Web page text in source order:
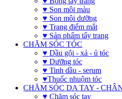
♥ Son môi màu
♥ Son môi dưỡng
♥ Trang điểm mắt
♥ Sản phẩm tẩy trang
CHĂM SÓC TÓC
♥ Dầu gội - xả - ủ tóc
♥ Dưỡng tóc
♥ Tinh dầu - serum
♥Thuốc nhuộm tóc
CHĂM SÓC DA TAY -
♥ Chăm sóc tay